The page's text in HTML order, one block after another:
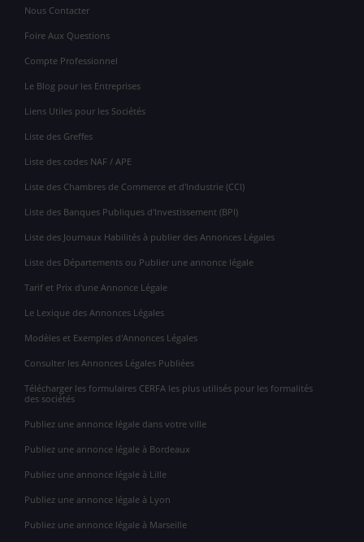
Nous Contacter
Foire Aux Questions
Compte Professionnel
Le Blog pour les Entreprises
Liens Utiles pour les Sociétés
Liste des Greffes
Liste des codes NAF / APE
Liste des Chambres de Commerce et d'Industrie (CCI)
Liste des Banques Publiques d'Investissement (BPI)
Liste des Journaux Habilités à publier des Annonces Légales
Liste des Départements ou Publier une annonce légale
Tarif et Prix d'une Annonce Légale
Le Lexique des Annonces Légales
Modèles et Exemples d'Annonces Légales
Consulter les Annonces Légales Publiées
Télécharger les formulaires CERFA les plus utilisés pour les formalités
des sociétés
Publiez une annonce légale dans votre ville
Publiez une annonce légale à Bordeaux
Publiez une annonce légale à Lille
Publiez une annonce légale à Lyon
Publiez une annonce légale à Marseille